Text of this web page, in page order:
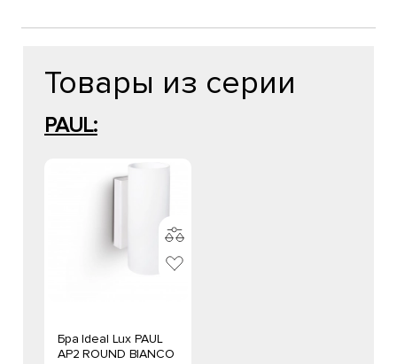
Товары из серии
PAUL:
Бра Ideal Lux PAUL
AP2 ROUND BIANCO